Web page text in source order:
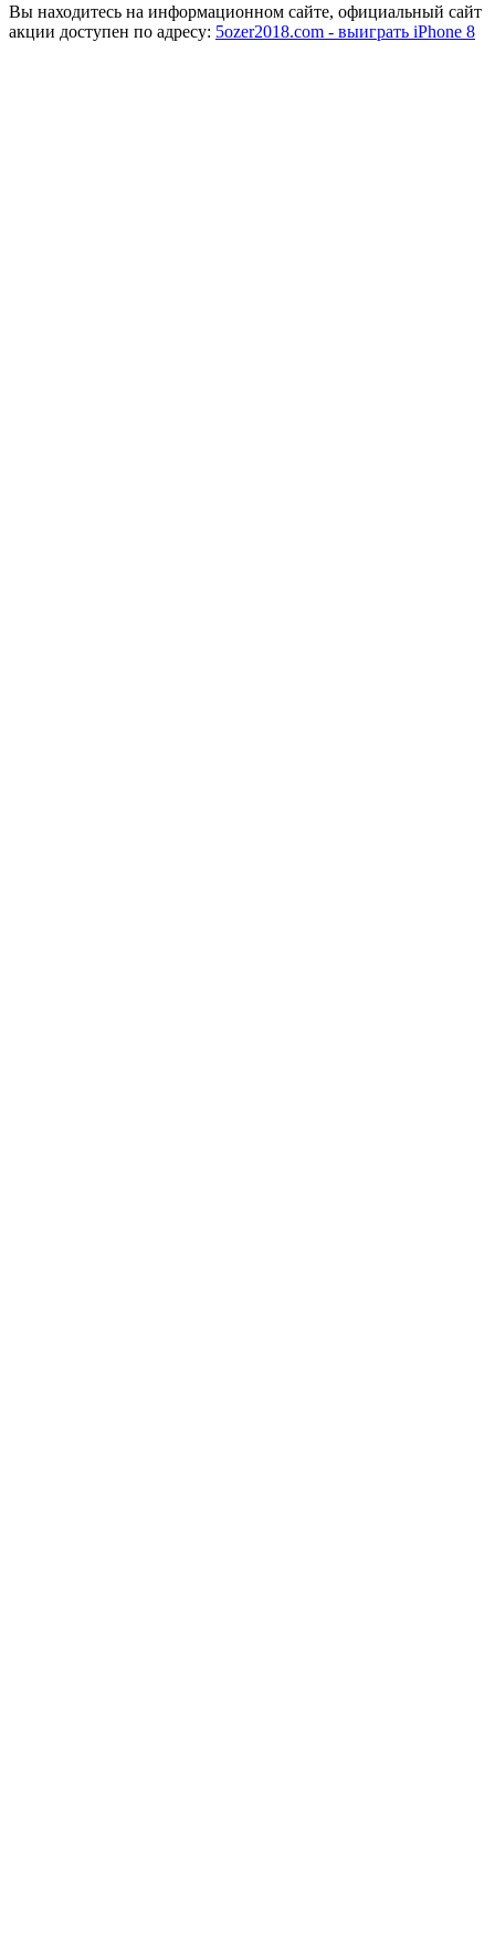
Вы находитесь на информационном сайте, официальный сайт
акции доступен по адресу: 5ozer2018.com - выиграть iPhone 8